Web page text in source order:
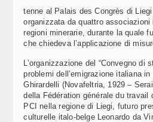
tenne al Palais des Congrès di
organizzata da quattro
regioni minerarie, durante la quale
che chiedeva l’applicazione di
L’organizzazione del “Convegno di
problemi dell’emigrazione italiana
Ghirardelli (Novafeltria, 1929 –
della Fédération générale du travail
PCI nella regione di Liegi, futuro
culturelle italo-belge Leonardo da